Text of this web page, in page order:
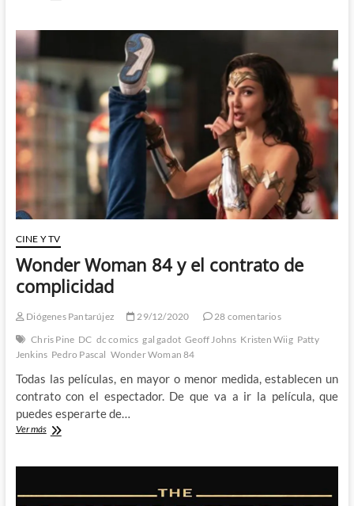
Este
es
el
camino
CINE Y TV
Wonder Woman 84 y el contrato de
complicidad
Diógenes Pantarújez 29/12/2020
28 comentarios
Chris Pine DC dc comics gal gadot Geoff Johns Kristen Wiig Patty
Jenkins Pedro Pascal Wonder Woman 84
Todas las películas, en mayor o menor medida, establecen un
contrato con el espectador. De que va a ir la película, que
puedes esperarte de…
Ver másWonder
contrato